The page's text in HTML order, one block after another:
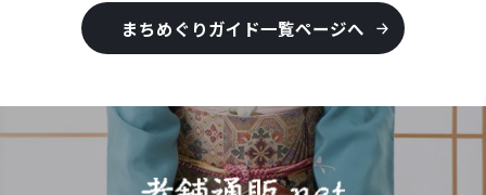
まちめぐりガイド一覧ページへ